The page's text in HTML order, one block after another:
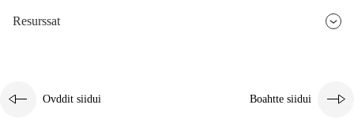
Resurssat
Ovddit siidui Boahtte siidui